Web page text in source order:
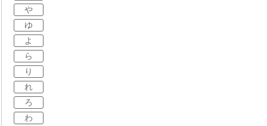
や
ゆ
よ
ら
り
れ
ろ
わ